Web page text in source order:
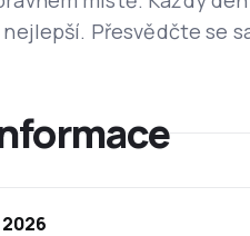
Přesvědčte se